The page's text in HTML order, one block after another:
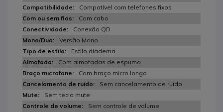
Compatível com telefones fixos
Com cabo
Conexão QD
Versão Mono
Estilo diadema
Com almofadas de espuma
Com braço micro longo
Sem cancelamento de ruído
Sem tecla mute
Sem controle de volume